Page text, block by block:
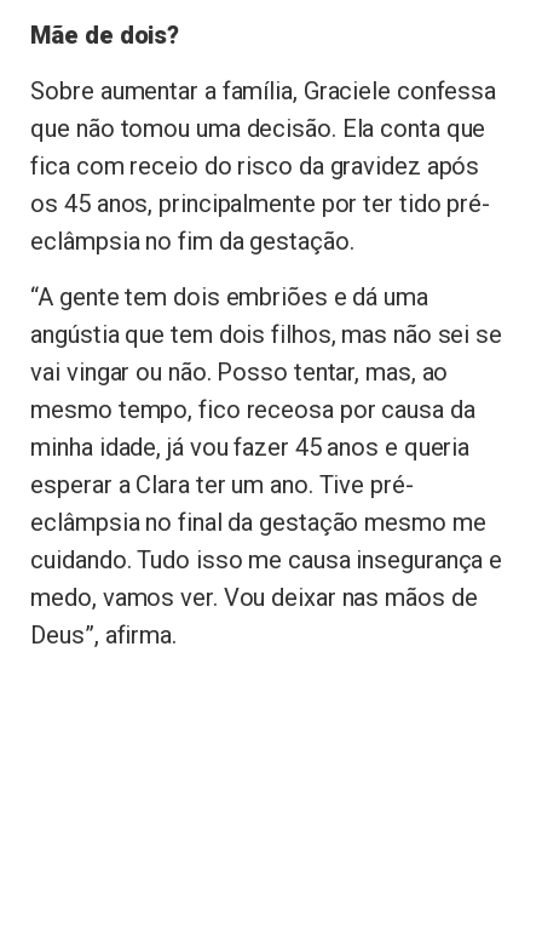
Mãe de dois?
Sobre aumentar a família, Graciele confessa
que não tomou uma decisão. Ela conta que
fica com receio do risco da gravidez após
os 45 anos, principalmente por ter tido pré-
eclâmpsia no fim da gestação.
“A gente tem dois embriões e dá uma
angústia que tem dois filhos, mas não sei se
vai vingar ou não. Posso tentar, mas, ao
mesmo tempo, fico receosa por causa da
minha idade, já vou fazer 45 anos e queria
esperar a Clara ter um ano. Tive pré-
eclâmpsia no final da gestação mesmo me
cuidando. Tudo isso me causa insegurança e
medo, vamos ver. Vou deixar nas mãos de
Deus”, afirma.